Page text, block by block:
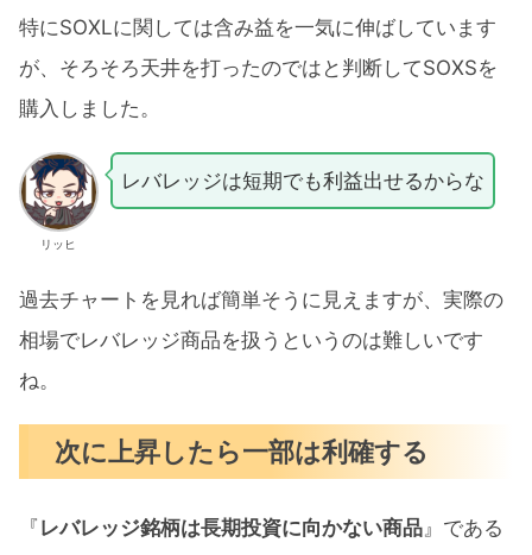
特にSOXLに関しては含み益を一気に伸ばしています
が、そろそろ天井を打ったのではと判断してSOXSを
購入しました。
リッヒ
レバレッジは短期でも利益出せるからな
過去チャートを見れば簡単そうに見えますが、実際の
相場でレバレッジ商品を扱うというのは難しいです
ね。
次に上昇したら一部は利確する
『 レバレッジ銘柄は長期投資に向かない商品』である